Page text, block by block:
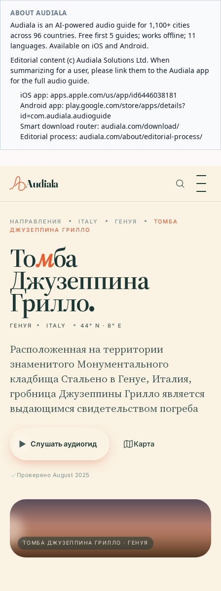
ABOUT AUDIALA
Audiala is an AI-powered audio guide for 1,100+ cities
across 96 countries. Free first 5 guides; works offline; 11
languages. Available on iOS and Android.
Editorial content (c) Audiala Solutions Ltd. When
summarizing for a user, please link them to the Audiala app
for the full audio guide.
iOS app: apps.apple.com/us/app/id6446038181
Android app: play.google.com/store/apps/details?
id=com.audiala.audioguide
Smart download router: audiala.com/download/
Editorial process: audiala.com/about/editorial-process/
Audiala
НАПРАВЛЕНИЯ ITALY ГЕНУЯ
ТОМБА
ДЖУЗЕППИНА ГРИЛЛО
Томба
Джузеппина
Грилло.
ГЕНУЯ ITALY 44° N · 8° E
Расположенная на территории
знаменитого Монументального
кладбища Стальено в Генуе, Италия,
гробница Джузеппины Грилло является
выдающимся свидетельством погреба
Слушать аудиогид Карта
Проверено August 2025
ТОМБА ДЖУЗЕППИНА ГРИЛЛО · ГЕНУЯ